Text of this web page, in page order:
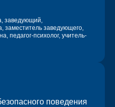
заведующий,
заместитель заведующего,
педагог-психолог, учитель-
поведения